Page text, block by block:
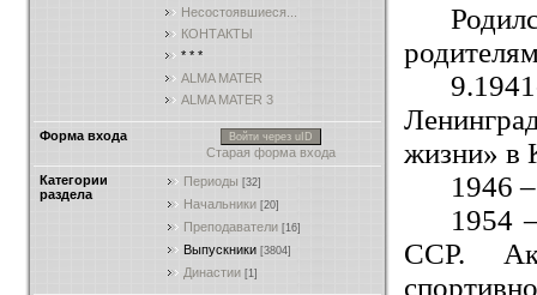
Несостоявшиеся...
КОНТАКТЫ
* * *
ALMA MATER
ALMA MATER 3
Форма входа Войти через uID
Старая форма входа
Категории
раздела
Периоды [32]
Начальники [20]
Преподаватели [16]
Выпускники [3804]
Династии [1]
жизни» в
1946
1954
ССР.